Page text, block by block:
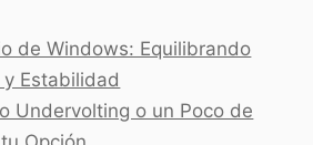
de Windows: Equilibrando
Estabilidad
Undervolting o un Poco de